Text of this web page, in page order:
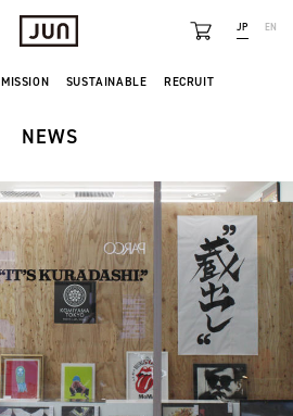
MISSION SUSTAINABLE RECRUIT
JP EN
NEWS